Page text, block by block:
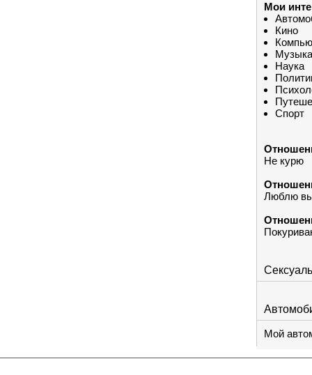
Мои
Кино
Музыка
Наука
Спорт
Не курю
Люблю
Мой